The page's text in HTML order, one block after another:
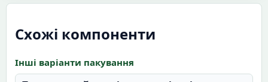
Схожі компоненти
Інші варіанти пакування